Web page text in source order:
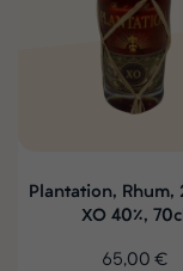
Plantation, Rhum,
XO 40%, 70cl
65,00 €